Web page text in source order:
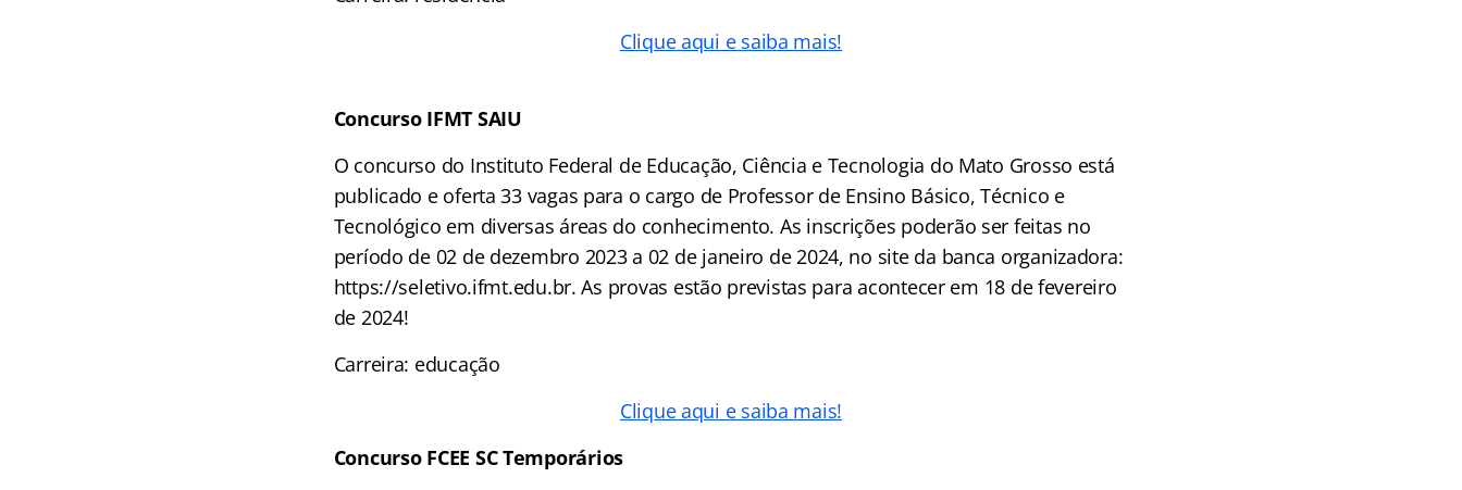
Clique aqui e saiba mais!
Concurso IFMT SAIU
O concurso do Instituto Federal de Educação, Ciência e Tecnologia do Mato Grosso está
publicado e oferta 33 vagas para o cargo de Professor de Ensino Básico, Técnico e
Tecnológico em diversas áreas do conhecimento. As inscrições poderão ser feitas no
período de 02 de dezembro 2023 a 02 de janeiro de 2024, no site da banca organizadora:
https://seletivo.ifmt.edu.br. As provas estão previstas para acontecer em 18 de fevereiro
de 2024!
Carreira: educação
Clique aqui e saiba mais!
Concurso FCEE SC Temporários